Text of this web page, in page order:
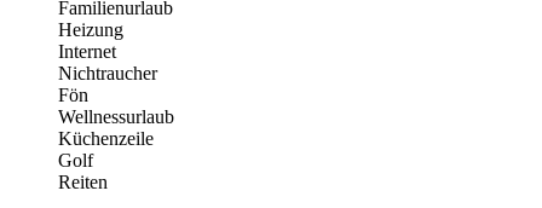
Familienurlaub
Heizung
Internet
Nichtraucher
Fön
Wellnessurlaub
Küchenzeile
Golf
Reiten